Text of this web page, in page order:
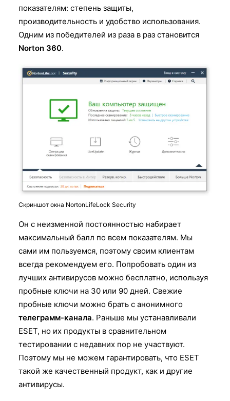
показателям: степень защиты,
производительность и удобство использования.
Одним из победителей из раза в раз становится
Norton 360.
Скриншот окна NortonLifeLock Security
Он с неизменной постоянностью набирает
максимальный балл по всем показателям. Мы
сами им пользуемся, поэтому своим клиентам
всегда рекомендуем его. Попробовать один из
лучших антивирусов можно бесплатно, используя
пробные ключи на 30 или 90 дней. Свежие
пробные ключи можно брать с анонимного
телеграмм-канала. Раньше мы устанавливали
ESET, но их продукты в сравнительном
тестировании с недавних пор не участвуют.
Поэтому мы не можем гарантировать, что ESET
такой же качественный продукт, как и другие
антивирусы.